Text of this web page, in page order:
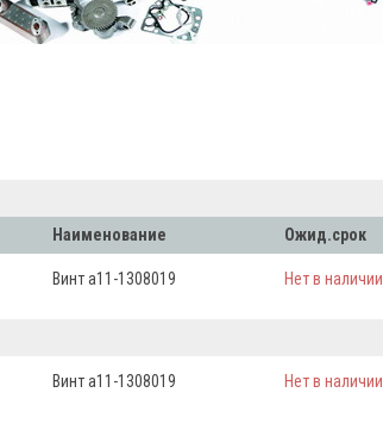
Наименование Ожид.срок
Винт а11-1308019 Нет в наличии
Винт а11-1308019 Нет в наличии